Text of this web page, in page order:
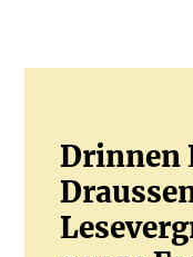
Drinnen